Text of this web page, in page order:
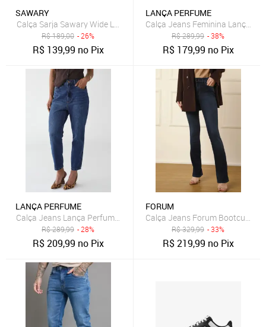
SAWARY
Calça Sarja Sawary Wide Leg Lisa Preta
R$189,00 - 26%
R$ 139,99 no Pix
LANÇA PERFUME
Calça Jeans Feminina Lança
R$289,99 - 38%
R$ 179,99 no Pix
LANÇA PERFUME
Calça Jeans Lança Perfume Mom Luna Azul
R$289,99 - 28%
R$209,99 no Pix
FORUM
Calça Jeans Forum Bootcut
R$329,99 - 33%
R$219,99 no Pix